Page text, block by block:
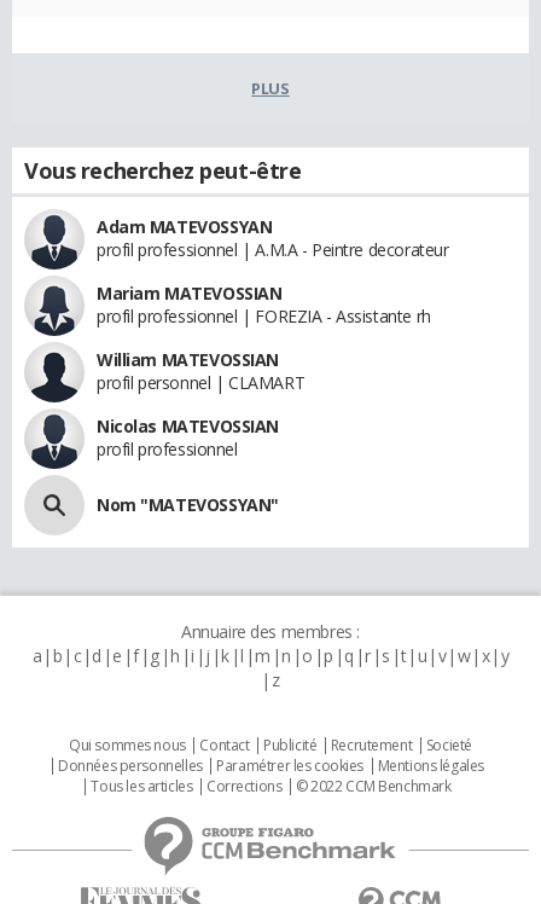
PLUS
Vous recherchez peut-être
Adam MATEVOSSYAN
profil professionnel | A.M.A - Peintre decorateur
Mariam MATEVOSSIAN
profil professionnel | FOREZIA - Assistante rh
William MATEVOSSIAN
profil personnel | CLAMART
Nicolas MATEVOSSIAN
profil professionnel
Nom "MATEVOSSYAN"
Annuaire des membres :
a b c d e f g h i j k l m n o p q r s t u v w x y
z
Qui sommes nous Contact Publicité Recrutement
Societé
Données personnelles
Paramétrer les cookies
Mentions légales
Tous les articles
Corrections © 2022 CCM Benchmark